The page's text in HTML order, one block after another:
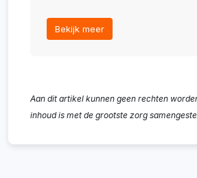
Bekijk meer
Aan dit artikel kunnen geen rechten
inhoud is met de grootste zorg